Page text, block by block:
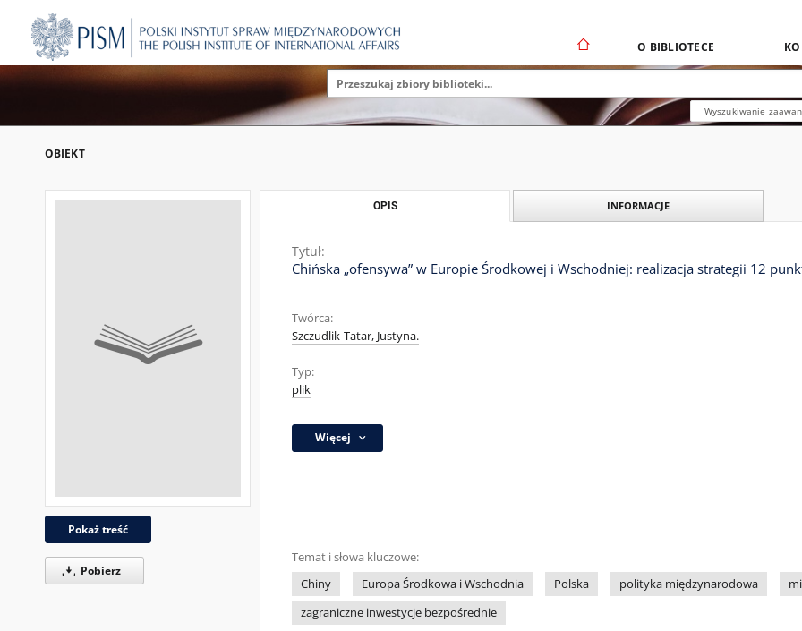
O BIBLIOTECE
Wyszukiwanie
OBIEKT
Pokaż treść
Pobierz
OPIS INFORMACJE
Tytuł:
Chińska „ofensywa” w Europie Środkowej i Wschodniej: realizacja strategii 12
Twórca:
Szczudlik-Tatar, Justyna.
Typ:
plik
Więcej
Temat i słowa kluczowe:
Chiny
Europa Środkowa i Wschodnia Polska polityka międzynarodowa
zagraniczne inwestycje bezpośrednie